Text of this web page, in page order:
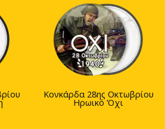
Κονκάρδα 28ης Οκτωβρίου
Ηρωικό Όχι